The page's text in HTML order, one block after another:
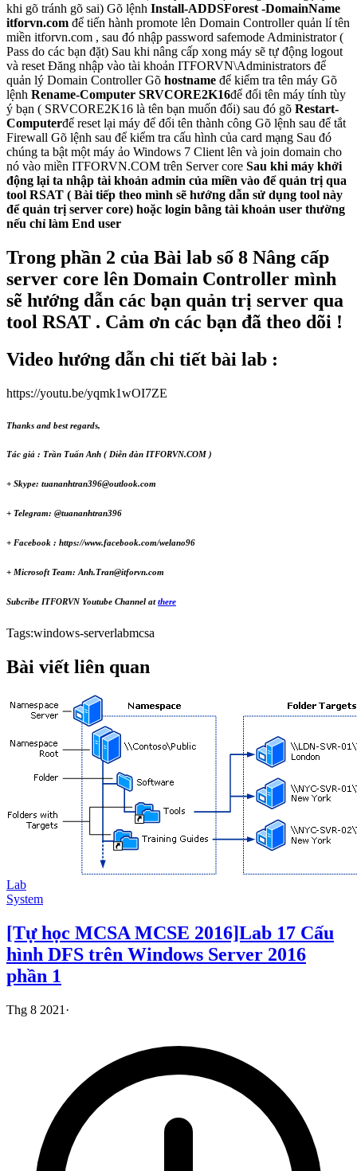
khi gõ tránh gõ sai) Gõ lệnh Install-ADDSForest -DomainName
itforvn.com để tiến hành promote lên Domain Controller quản lí tên
miền itforvn.com , sau đó nhập password safemode Administrator (
Pass do các bạn đặt) Sau khi nâng cấp xong máy sẽ tự động logout
và reset Đăng nhập vào tài khoản ITFORVN\Administrators để
quản lý Domain ControllerGõ hostname để kiểm tra tên máy Gõ
lệnh Rename-Computer SRVCORE2K16để đổi tên máy tính tùy
ý bạn ( SRVCORE2K16 là tên bạn muốn đổi) sau đó gõ Restart-
Computerđể reset lại máy để đổi tên thành công Gõ lệnh sau để tắt
Firewall Gõ lệnh sau để kiểm tra cấu hình của card mạng Sau đó
chúng ta bật một máy ảo Windows 7 Client lên và join domain cho
nó vào miền ITFORVN.COM trên Server core Sau khi máy khởi
động lại ta nhập tài khoản admin của miền vào để quản trị qua
tool RSAT ( Bài tiếp theo mình sẽ hướng dẫn sử dụng tool này
để quản trị server core) hoặc login bằng tài khoản user thường
nếu chỉ làm End user
Trong phần 2 của Bài lab số 8 Nâng cấp
server core lên Domain Controller mình
sẽ hướng dẫn các bạn quản trị server qua
tool RSAT . Cảm ơn các bạn đã theo dõi !
Video hướng dẫn chi tiết bài lab :
https://youtu.be/yqmk1wOI7ZE
Thanks and best regards,
Tác giả : Trần Tuấn Anh ( Diễn đàn ITFORVN.COM )
+ Skype: tuananhtran396@outlook.com
+ Telegram: @tuananhtran396
+ Facebook : https://www.facebook.com/welano96
+ Microsoft Team: Anh.Tran@itforvn.com
Subcribe ITFORVN Youtube Channel atthere
Tags:windows-serverlabmcsa
Bài viết liên quan
Lab
System
[Tự học MCSA MCSE 2016]Lab 17 Cấu
hình DFS trên Windows Server 2016
phần 1
Thg 8 2021 ·